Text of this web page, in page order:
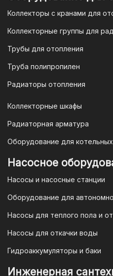
связаться с
электронную
opt@mail.ru
Гарантия и
магазине "TIM-
быть уверены в
в рамках
Законодательства
Федерации и Ваши
отопительной
Коллекторы с кранами для
Коллекторные группы для
Трубы для отопления
Труба полипропилен
Радиаторы отопления
Коллекторные шкафы
Радиаторная арматура
Оборудование для котельных
Насосное
Насосы и насосные станции
Оборудование для
Насосы для теплого пола и
Насосы для откачки воды
Гидроаккумуляторы и баки
Инженерная